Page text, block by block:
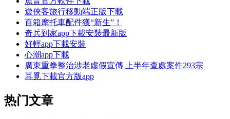
遊俠客旅行移動端正版下載
百箱摩托車配件獲“新生”！
奇兵到家app下載安裝最新版
好輕app下載安裝
心潮app下載
廣東重拳整治涉老虛假宣傳 上半年查處案件293宗
耳覓下載官方版app
热门文章